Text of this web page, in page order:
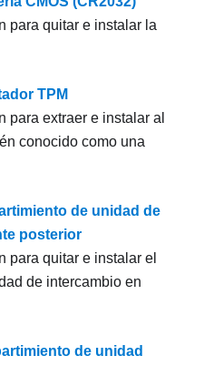
para quitar e instalar la
TPM
para extraer e instalar al
conocido como una
de unidad de
posterior
para quitar e instalar el
de intercambio en
de unidad